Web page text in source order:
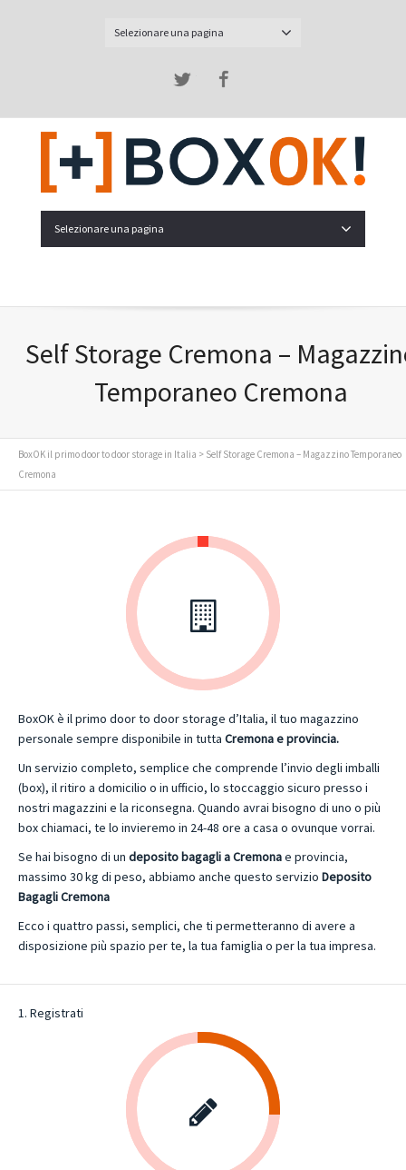
Selezionare una pagina
Twitter
Selezionare una pagina
Self Storage Cremona –
Temporaneo Cremona
BoxOK il primo door to door storage in Italia > Self Storage Cremona – Magazzino Temporaneo
Cremona
BoxOK è il primo door to door storage d’Italia, il tuo magazzino
personale sempre disponibile in tutta Cremona e provincia.
Un servizio completo, semplice che comprende l’invio degli imballi
(box), il ritiro a domicilio o in ufficio, lo stoccaggio sicuro presso i
nostri magazzini e la riconsegna. Quando avrai bisogno di uno o più
box chiamaci, te lo invieremo in 24-48 ore a casa o ovunque vorrai.
Se hai bisogno di un deposito bagagli a Cremonae provincia,
massimo 30 kg di peso, abbiamo anche questo servizio Deposito
Bagagli Cremona
Ecco i quattro passi, semplici, che ti permetteranno di avere a
disposizione più spazio per te, la tua famiglia o per la tua impresa.
1. Registrati